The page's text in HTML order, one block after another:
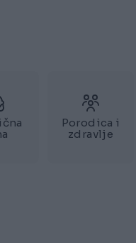
Porodica i
zdravlje